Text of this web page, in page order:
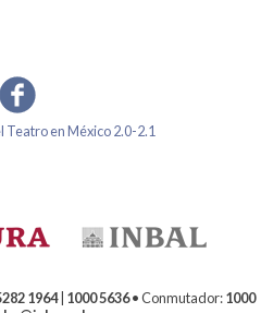
Teatro en México 2.0-2.1
1964| 1000 5636• Conmutador:1000